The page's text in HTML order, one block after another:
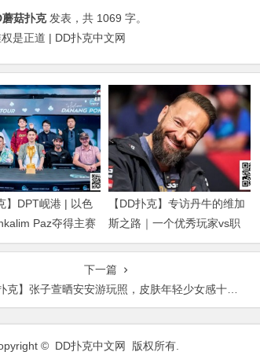
蘑菇扑克发表，共 1069 字。
是正道 | DD扑克中文网
】DPT岘港 | 以色
Paz夺得主赛
火炉” 卢梓杰斩获
【DD扑克】专访丹牛的维加
斯之路｜一个优秀玩家vs职
业玩家的「最大差距」是什
么？
下一篇
克】张子萱晒安安游玩照，皮肤年轻少女感十足再忙也不忘孩子
© DD扑克中文网 版权所有.